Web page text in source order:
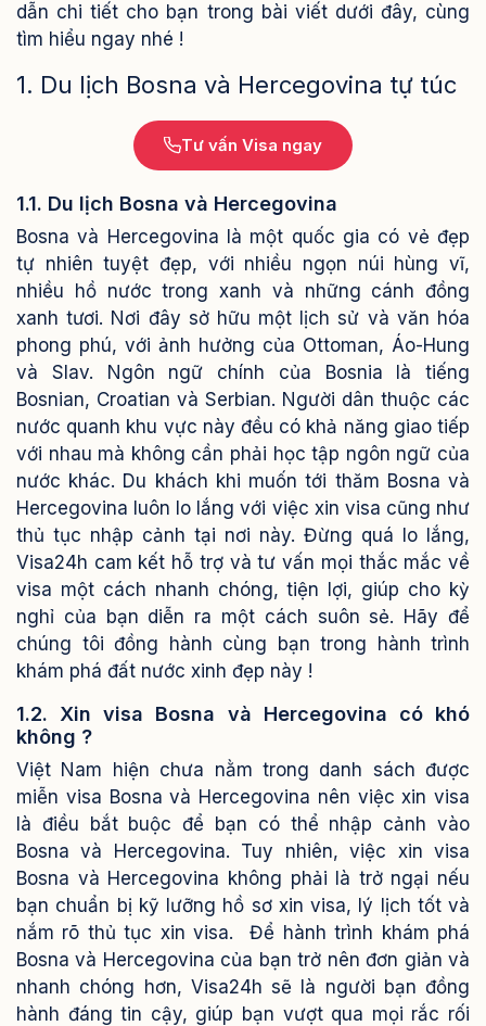
dẫn chi tiết cho bạn trong bài viết dưới đây, cùng
tìm hiểu ngay nhé !
1. Du lịch Bosna và Hercegovina tự túc
Tư vấn Visa ngay
1.1. Du lịch Bosna và Hercegovina
Bosna và Hercegovina là một quốc gia có vẻ đẹp
tự nhiên tuyệt đẹp, với nhiều ngọn núi hùng vĩ,
nhiều hồ nước trong xanh và những cánh đồng
xanh tươi. Nơi đây sở hữu một lịch sử và văn hóa
phong phú, với ảnh hưởng của Ottoman, Áo-Hung
và Slav. Ngôn ngữ chính của Bosnia là tiếng
Bosnian, Croatian và Serbian. Người dân thuộc các
nước quanh khu vực này đều có khả năng giao tiếp
với nhau mà không cần phải học tập ngôn ngữ của
nước khác. Du khách khi muốn tới thăm Bosna và
Hercegovina luôn lo lắng với việc xin visa cũng như
thủ tục nhập cảnh tại nơi này. Đừng quá lo lắng,
Visa24h cam kết hỗ trợ và tư vấn mọi thắc mắc về
visa một cách nhanh chóng, tiện lợi, giúp cho kỳ
nghỉ của bạn diễn ra một cách suôn sẻ. Hãy để
chúng tôi đồng hành cùng bạn trong hành trình
khám phá đất nước xinh đẹp này !
1.2. Xin visa Bosna và Hercegovina có khó
không ?
Việt Nam hiện chưa nằm trong danh sách được
miễn visa Bosna và Hercegovina nên việc xin visa
là điều bắt buộc để bạn có thể nhập cảnh vào
Bosna và Hercegovina. Tuy nhiên, việc xin visa
Bosna và Hercegovina không phải là trở ngại nếu
bạn chuẩn bị kỹ lưỡng hồ sơ xin visa, lý lịch tốt và
nắm rõ thủ tục xin visa.
Để hành trình khám phá
Bosna và Hercegovina của bạn trở nên đơn giản và
nhanh chóng hơn, Visa24h sẽ là người bạn đồng
hành đáng tin cậy, giúp bạn vượt qua mọi rắc rối